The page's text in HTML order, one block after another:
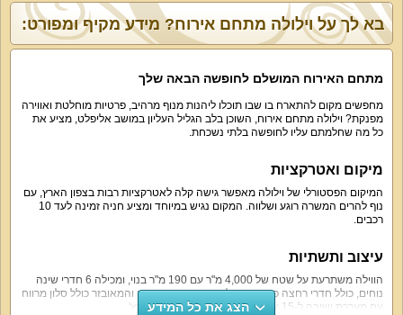
בא לך על וילולה מתחם אירוח? מידע מקיף ומפורט:
מתחם האירוח המושלם לחופשה הבאה שלך
מחפשים מקום להתארח בו שבו תוכלו ליהנות מנוף מרהיב, פרטיות מוחלטת ואווירה
מפנקת? וילולה מתחם אירוח, השוכן בלב הגליל העליון במושב אליפלט, מציע את
כל מה שחלמתם עליו לחופשה בלתי נשכחת.
מיקום ואטרקציות
המיקום הפסטורלי של וילולה מאפשר גישה קלה לאטרקציות רבות בצפון הארץ, עם
נוף להרים המשרה רוגע ושלווה. המקום נגיש במיוחד ומציע חניה זמינה לעד 10
רכבים.
עיצוב ותשתיות
הווילה משתרעת על שטח של 4,000 מ"ר עם 190 מ"ר בנוי, ומכילה 6 חדרי שינה
נוחים, כולל חדרי רחצה פרטיים בחלקם. העיצוב המודרני והמאובזר כולל סלון מרווח
עם מערכת ישיבה ל-15 אנשים ומסך שטוח בגודל 60 אינץ'.
הצג את כל המידע